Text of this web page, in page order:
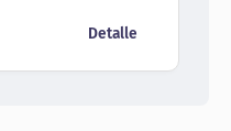
Detalle